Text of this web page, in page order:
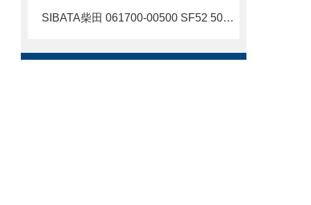
SIBATA柴田 061700-00500 SF52 500mL不锈钢漏斗 产品介绍